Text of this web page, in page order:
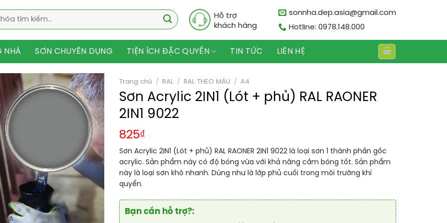
Hỗ trợ
khách hàng
sonnha.dep.asia@gmail.com
Hotline: 0978.148.000
NHÀ SƠN CHUYÊN DỤNG TIỆN ÍCH ĐẶC QUYỀN TIN TỨC LIÊN HỆ
Trang chủ / RAL / RAL THEO MÀU / A4
Sơn Acrylic 2IN1 (Lót + phủ) RAL RAONER
2IN1 9022
825₫
Sơn Acrylic 2IN1 (Lót + phủ) RAL RAONER 2IN1 9022 là loại sơn 1 thành phần gốc
acrylic. Sản phẩm này có độ bóng vừa với khả năng cầm bóng tốt. Sản phẩm
này là loại sơn khô nhanh. Dùng như là lớp phủ cuối trong môi trường khí
quyển.
Bạn cần hỗ trợ?: